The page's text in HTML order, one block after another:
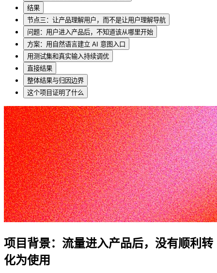
结果
节点三：让产品理解用户，而不是让用户理解导航
问题：用户进入产品后，不知道该从哪里开始
方案：用自然语言建立 AI 意图入口
用测试集和真实输入持续调优
直接结果
整体结果与归因边界
这个项目证明了什么
项目背景：流量进入产品后，没有顺利转
化为使用